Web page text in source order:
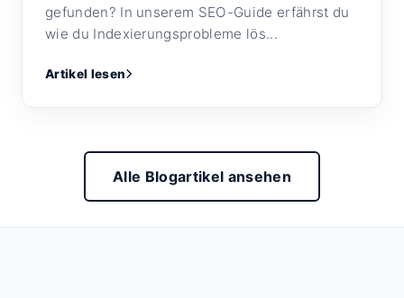
gefunden? In unserem SEO-Guide erfährst du
wie du Indexierungsprobleme lös...
Artikel lesen
Alle Blogartikel ansehen